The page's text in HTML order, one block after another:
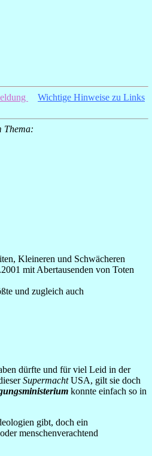
Wichtige Hinweise zu Links
Thema:
Kleineren und Schwächeren
mit Abertausenden von Toten
und zugleich auch
dürfte und für viel Leid in der
SupermachtUSA, gilt sie doch
konnte einfach so in
gibt, doch ein
menschenverachtend